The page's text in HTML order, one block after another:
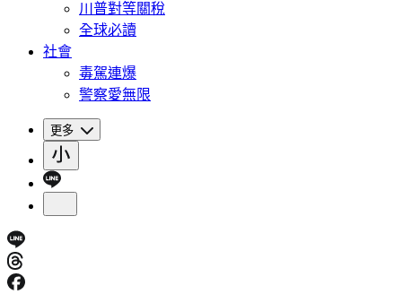
川普對等關稅
全球必讀
社會
毒駕連爆
警察愛無限
更多